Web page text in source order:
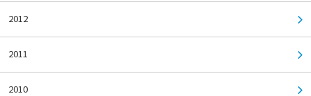
2012
2011
2010